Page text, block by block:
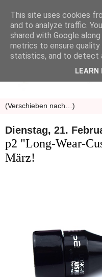
Dienstag, 21.
p2 "Long-Wear-
März!
This site uses cookies
and to analyze traffic.
shared with Google
metrics to ensure
statistics, and to detect
LEARN